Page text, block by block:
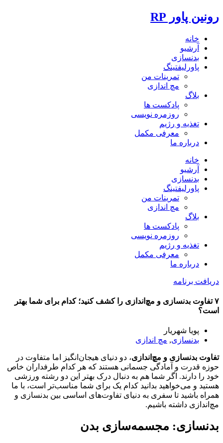
رونین پاور RP
خانه
آرشیو
بدنسازی
پاورلیفتینگ
تمرینات من
مچ اندازی
بلاگ
پادکست ها
روزمره نویسی
تغذیه و رژیم
معرفی مکمل
درباره ما
خانه
آرشیو
بدنسازی
پاورلیفتینگ
تمرینات من
مچ اندازی
بلاگ
پادکست ها
روزمره نویسی
تغذیه و رژیم
معرفی مکمل
درباره ما
دریافت برنامه
۷ تفاوت بدنسازی و مچ‌اندازی را کشف کنید؛ کدام برای شما بهتر
است؟
پویا شهریار
بدنسازی, مچ اندازی
تفاوت بدنسازی و مچ‌اندازی، دو دنیای هیجان‌انگیز اما متفاوت در
حوزه قدرت و آمادگی جسمانی هستند که هر کدام طرفداران خاص
خود را دارند. اگر شما هم به دنبال درک بهتر این دو رشته ورزشی
هستید و می‌خواهید بدانید کدام یک برای شما مناسب‌تر است، با ما
همراه باشید تا سفری به دنیای تفاوت‌های اساسی بین بدنسازی و
مچ‌اندازی داشته باشیم.
بدنسازی: مجسمه‌سازی بدن